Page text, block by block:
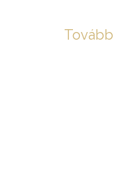
Tovább